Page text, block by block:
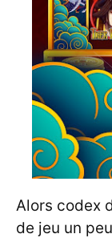
Alors codex
de jeu un